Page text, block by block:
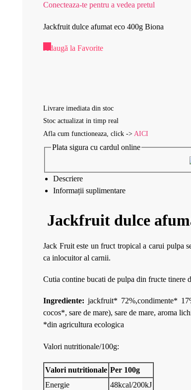
Conecteaza-te pentru a vedea pretul
Jackfruit dulce afumat eco 400g Biona
Adaugă la Favorite
Livrare imediata din stoc
Stoc actualizat in timp real
Afla cum functioneaza, click -> AICI
Plata sigura cu cardul online
Descriere
Informații suplimentare
Jackfruit dulce
Jack Fruit este un fruct tropical a carui pulpa
ca inlocuitor al carnii.
Cutia contine bucati de pulpa din fructe tinere
Ingrediente: jackfruit* 72%,condimente*
cocos*, sare de mare), sare de mare, aroma
*din agricultura ecologica
Valori nutritionale/100g:
Valori nutritionale Per 100g
Energie
48kcal/200kJ